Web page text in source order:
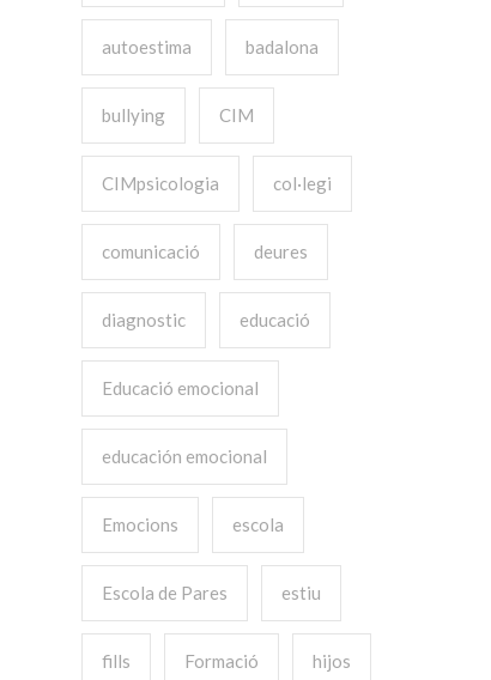
autoestima badalona
bullying CIM
CIMpsicologia col·legi
comunicació deures
diagnostic educació
Educació emocional
educación emocional
Emocions escola
Escola de Pares estiu
fills Formació hijos